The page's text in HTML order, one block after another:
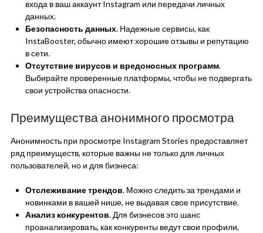
входа в ваш аккаунт Instagram или передачи личных
данных.
Безопасность данных. Надежные сервисы, как
InstaBooster, обычно имеют хорошие отзывы и репутацию
в сети.
Отсутствие вирусов и вредоносных программ.
Выбирайте проверенные платформы, чтобы не подвергать
свои устройства опасности.
Преимущества анонимного просмотра
Анонимность при просмотре Instagram Stories предоставляет
ряд преимуществ, которые важны не только для личных
пользователей, но и для бизнеса:
Отслеживание трендов. Можно следить за трендами и
новинками в вашей нише, не выдавая свое присутствие.
Анализ конкурентов. Для бизнесов это шанс
проанализировать, как конкуренты ведут свои профили,